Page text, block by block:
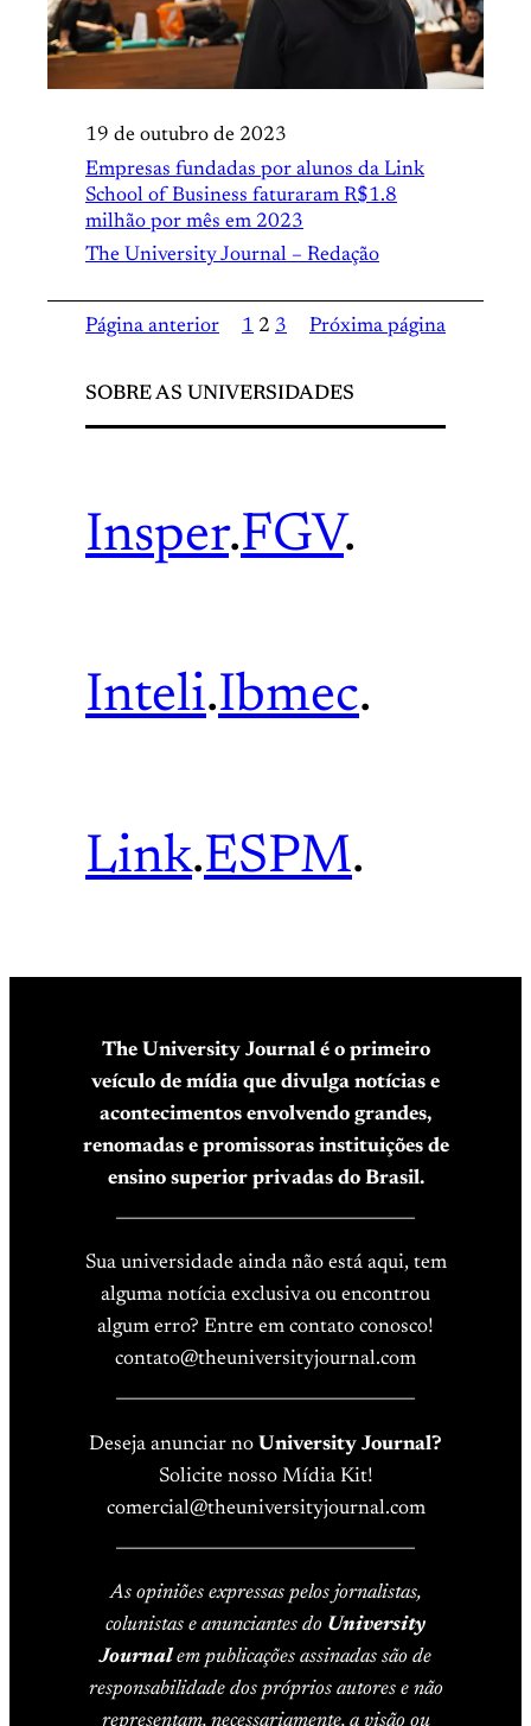
19 de outubro de 2023
Empresas fundadas por alunos da Link
School of Business faturaram R$1.8
milhão por mês em 2023
The University Journal – Redação
Página anterior 1 2 3 Próxima página
SOBRE AS UNIVERSIDADES
Insper.FGV.
Inteli.Ibmec.
Link.ESPM.
The University Journal é o primeiro
veículo de mídia que divulga notícias e
acontecimentos envolvendo grandes,
renomadas e promissoras instituições de
ensino superior privadas do Brasil.
Sua universidade ainda não está aqui, tem
alguma notícia exclusiva ou encontrou
algum erro? Entre em contato conosco!
contato@theuniversityjournal.com
Deseja anunciar no University Journal?
Solicite nosso Mídia Kit!
comercial@theuniversityjournal.com
As opiniões expressas pelos jornalistas,
colunistas e anunciantes do University
Journalem publicações assinadas são de
responsabilidade dos próprios autores e não
representam, necessariamente, a visão ou